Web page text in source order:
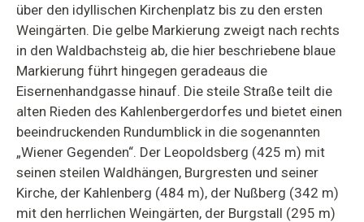
über den idyllischen Kirchenplatz bis zu den ersten
Weingärten. Die gelbe Markierung zweigt nach rechts
in den Waldbachsteig ab, die hier beschriebene blaue
Markierung führt hingegen geradeaus die
Eisernenhandgasse hinauf. Die steile Straße teilt die
alten Rieden des Kahlenbergerdorfes und bietet einen
beeindruckenden Rundumblick in die sogenannten
„Wiener Gegenden“. Der Leopoldsberg (425 m) mit
seinen steilen Waldhängen, Burgresten und seiner
Kirche, der Kahlenberg (484 m), der Nußberg (342 m)
mit den herrlichen Weingärten, der Burgstall (295 m)